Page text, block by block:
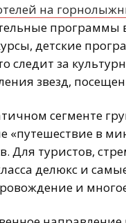
на
детские
следит за
звезд,
сегменте
«путешествие в
Для туристов,
делюкс и
и